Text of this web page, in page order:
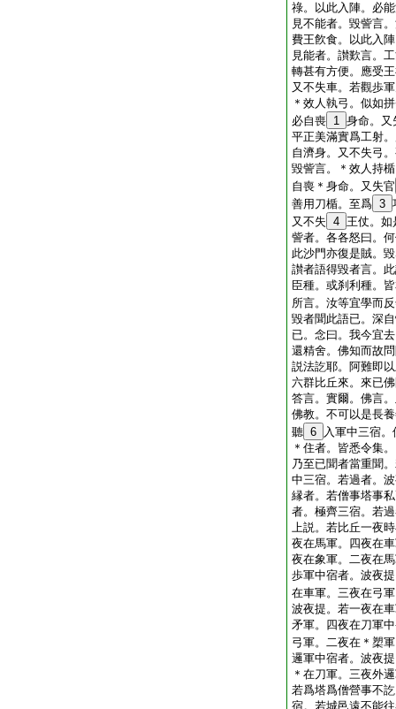
祿。以此入陣。必
見不能者。毀訾言
費王飮食。以此入
見能者。讃歎言。
轉甚有方便。應受
又不失車。若觀歩
＊效人執弓。似如
必自喪 1 身命。又
平正美滿實爲工射
自濟身。又不失弓
毀訾言。＊效人持
自喪＊身命。又失官
善用刀楯。至爲 3
又不失 4 王仗。如
訾者。各各怒曰。
此沙門亦復是賊。
讃者語得毀者言。
臣種。或刹利種。
所言。汝等宜學而
毀者聞此語已。深
已。念曰。我今宜
還精舍。佛知而故
説法訖耶。阿難即
六群比丘來。來已
答言。實爾。佛言
佛教。不可以是長
聽 6
入軍中三宿
＊住者。皆悉令集
乃至已聞者當重聞
中三宿。若過者。
縁者。若僧事塔事
者。極齊三宿。若
上説。若比丘一夜
夜在馬軍。四夜在
夜在象軍。二夜在
歩軍中宿者。波夜
在車軍。三夜在弓
波夜提。若一夜在
矛軍。四夜在刀軍
弓軍。二夜在＊槊
邏軍中宿者。波夜
＊在刀軍。三夜外
若爲塔爲僧營事不
宿。若城邑遠不能